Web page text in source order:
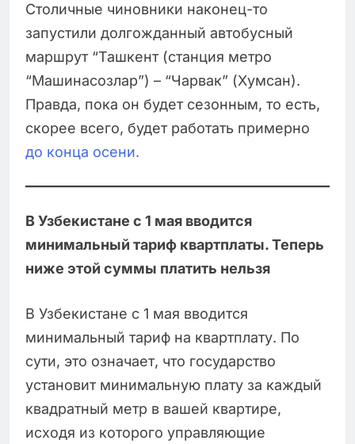
Столичные чиновники наконец-то
запустили долгожданный автобусный
маршрут “Ташкент (станция метро
“Машинасозлар”) – “Чарвак” (Хумсан).
Правда, пока он будет сезонным, то есть,
скорее всего, будет работать примерно
до конца осени.
В Узбекистане с 1 мая вводится
минимальный тариф квартплаты. Теперь
ниже этой суммы платить нельзя
В Узбекистане с 1 мая вводится
минимальный тариф на квартплату. По
сути, это означает, что государство
установит минимальную плату за каждый
квадратный метр в вашей квартире,
исходя из которого управляющие